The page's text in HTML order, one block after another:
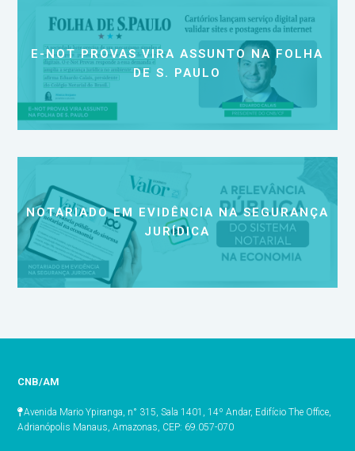
E-NOT PROVAS VIRA ASSUNTO NA FOLHA
DE S. PAULO
NOTARIADO EM EVIDÊNCIA NA SEGURANÇA
JURÍDICA
CNB/AM
Avenida Mario Ypiranga, n° 315, Sala 1401, 14º Andar, Edifício The Office,
Adrianópolis Manaus, Amazonas, CEP: 69.057-070